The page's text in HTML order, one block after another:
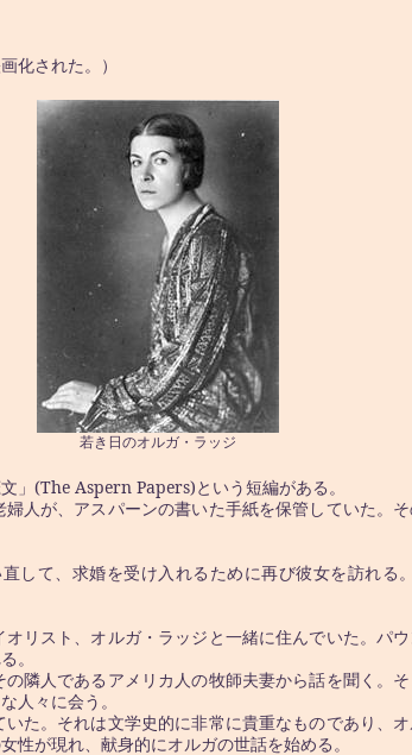
化された。）
若き日のオルガ・ラッジ
」 (The Aspern Papers) という短編がある。
人が、アスパーンの書いた手紙を保管していた。
して、求婚を受け入れるために再び彼女を訪れる
リスト、オルガ・ラッジと一緒に住んでいた。パ
。
隣人であるアメリカ人の牧師夫妻から話を聞く。
人々に会う。
た。それは文学史的に非常に貴重なものであり、
性が現れ、献身的にオルガの世話を始める。